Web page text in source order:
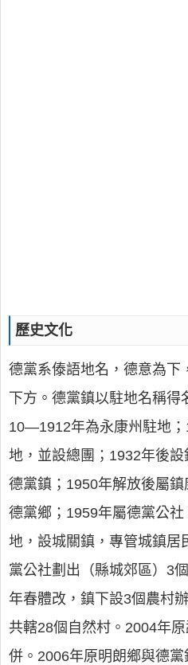
歷史文化
德黨系傣語地名，德意為下
下方。德黨鎮以駐地名稱
10—1912年為永康州駐地
地，並設總團；1932年後
德黨鎮；1950年解放後屬
德黨鄉；1959年屬德黨公
地，設城關鎮，專管城鎮居
黨公社劃出（縣城郊區）3
年春體改，鎮下設3個農村
共轄28個自然村。2004年
併。2006年原明朗鄉與德黨